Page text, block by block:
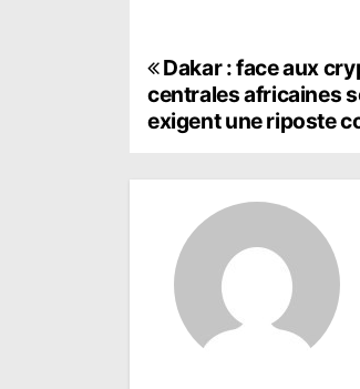
N
a
Dakar : face aux
centrales africaines
exigent une riposte